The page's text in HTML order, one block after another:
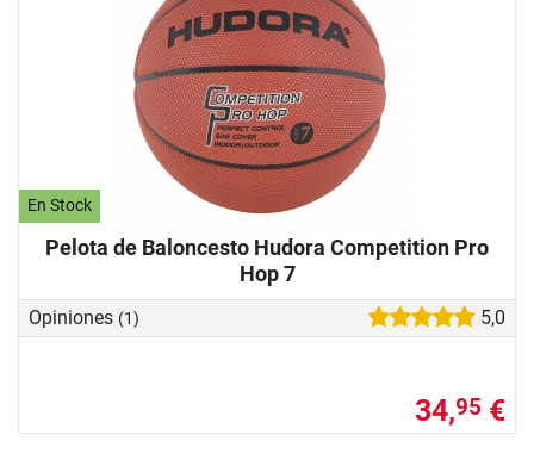
En Stock
Pelota de Baloncesto Hudora Competition Pro
Hop 7
Opiniones (1) 5,0
34,95 €